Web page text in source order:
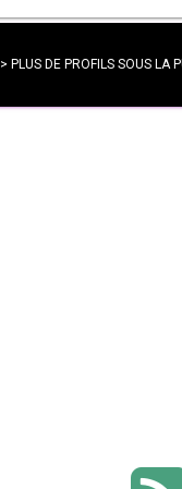
> PLUS DE PROFILS SOUS LA